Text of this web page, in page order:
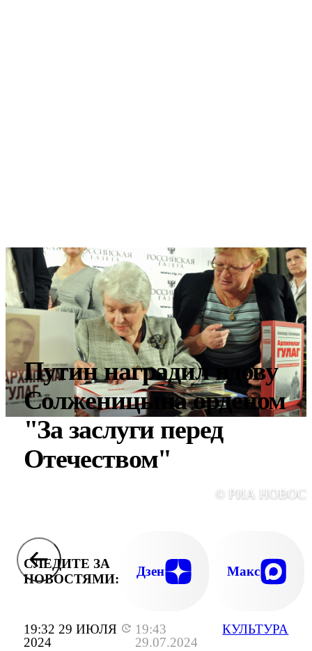
19:32 29 ИЮЛЯ
2024
19:43
29.07.2024
КУЛЬТУРА
Путин наградил вдову
Солженицына орденом
"За заслуги перед
Отечеством"
© РИА
СЛЕДИТЕ ЗА
НОВОСТЯМИ:
Дзен Макс